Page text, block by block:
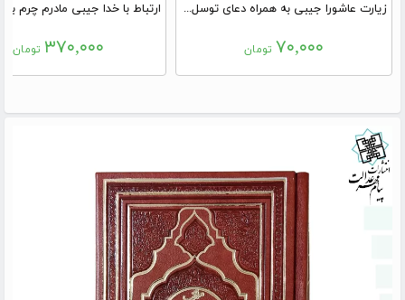
زیارت عاشورا جیبی به همراه دعای توسل زیارت امین الله
۷۰,۰۰۰ تومان ۳۷۰,۰۰۰ تومان